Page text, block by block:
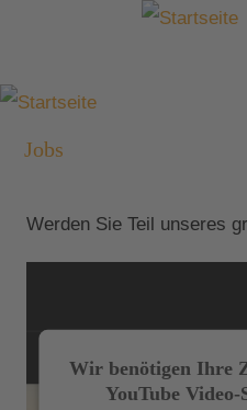
Jobs
Werden Sie Teil unseres
Wir benötigen Ihre
YouTube